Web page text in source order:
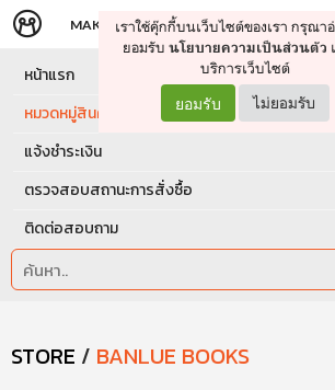
จัดการรถเข็น ดำเนินการต่อ
MAKERS STORE
เราใช้คุ๊กกี้บนเว็บไซต์ของเรา กรุณา
ยอมรับ นโยบายความเป็นส่วนตัว
บริการเว็บไซต์
ยอมรับ ไม่ยอมรับ
หน้าแรก
หมวดหมู่สินค้า
แจ้งชำระเงิน
ตรวจสอบสถานะการสั่งซื้อ
ติดต่อสอบถาม
STORE / BANLUE BOOKS